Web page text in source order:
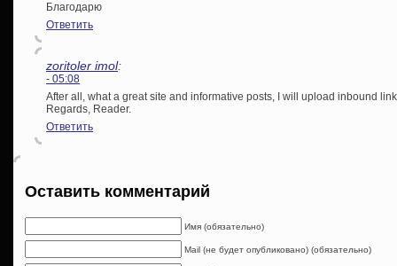
Благодарю
Ответить
zoritoler imol:
- 05:08
After all, what a great site and informative posts, I will upload inbound
Regards, Reader.
Ответить
Оставить комментарий
Имя (обязательно)
Mail (не будет опубликовано) (обязательно)